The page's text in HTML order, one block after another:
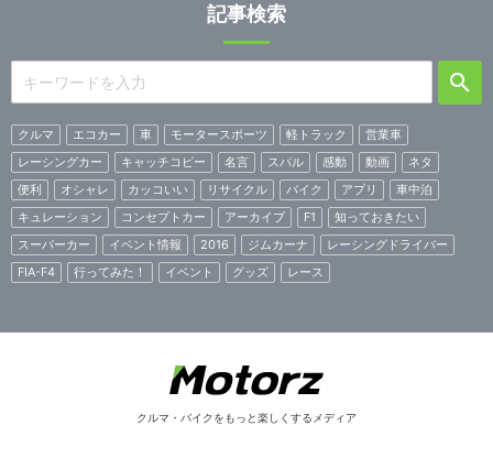
記事検索
クルマ エコカー 車 モータースポーツ 軽トラック
営業車
レーシングカー
キャッチコピー 名言 スバル 感動 動画
ネタ
便利
オシャレ カッコいい リサイクル バイク アプリ
車中泊
キュレーション
コンセプトカー アーカイブ F1
知っておきたい
スーパーカー
イベント情報 2016 ジムカーナ
レーシングドライバー
FIA-F4
行ってみた！ イベント グッズ レース
クルマ・バイクをもっと楽しくするメディア